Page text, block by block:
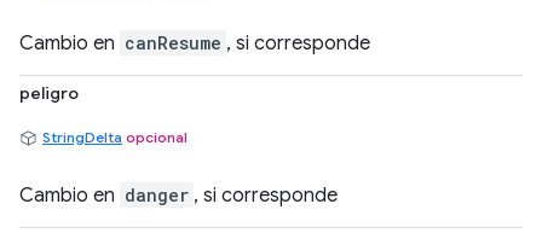
Cambio en canResume , si corresponde
peligro
StringDelta opcional
Cambio en danger , si corresponde